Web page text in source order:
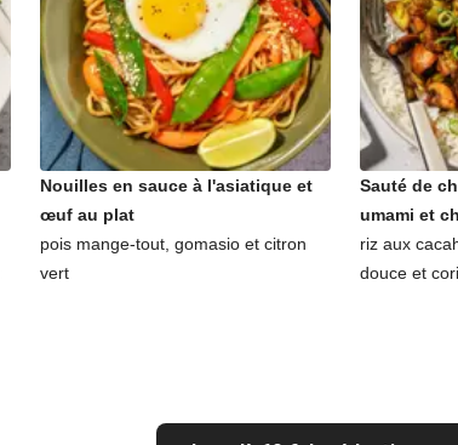
Nouilles en sauce à l'asiatique et
œuf au plat
pois mange-tout, gomasio et citron
vert
Sauté de
umami et
riz aux
douce et